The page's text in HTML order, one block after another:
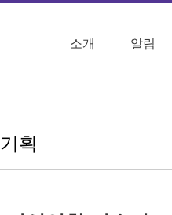
소개 알림
기획